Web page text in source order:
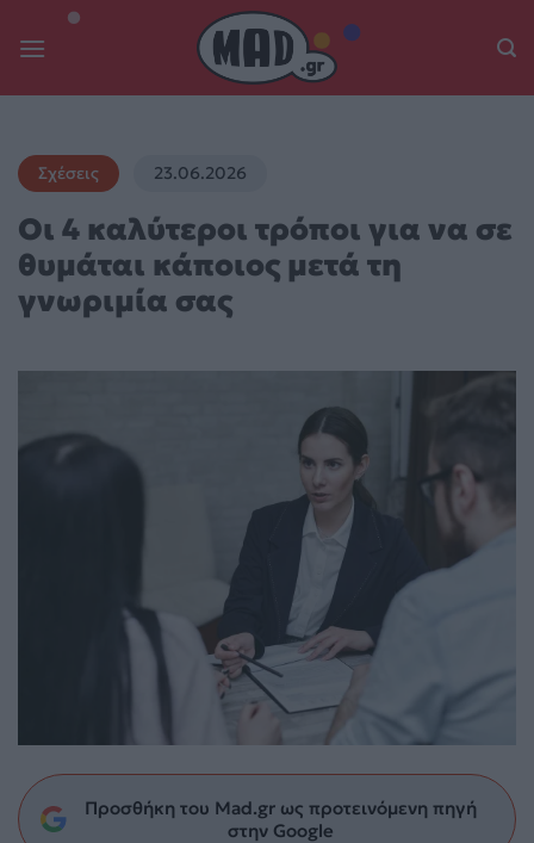
Σχέσεις 23.06.2026
Οι 4 καλύτεροι τρόποι για να σε
θυμάται κάποιος μετά τη
γνωριμία σας
Προσθήκη του Mad.gr ως προτεινόμενη πηγή
στην Google